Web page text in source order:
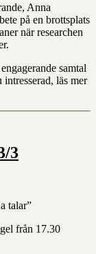
Anna
på en brottsplats
när researchen
samtal
läs mer
3
talar”
från 17.30